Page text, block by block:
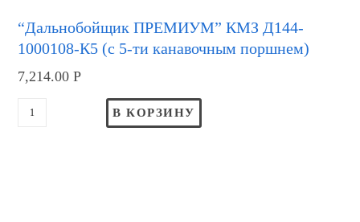
“Дальнобойщик ПРЕМИУМ” КМЗ Д144-
1000108-К5 (с 5-ти канавочным поршнем)
7,214.00Р
В КОРЗИНУ